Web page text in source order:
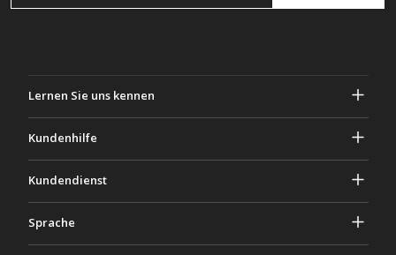
Lernen Sie uns kennen
Geschäftsbedingungen
Kundenhilfe
Kontaktiere uns
Kundendienst
Sprache